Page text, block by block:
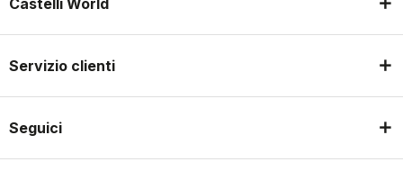
Castelli World
Servizio clienti
Seguici